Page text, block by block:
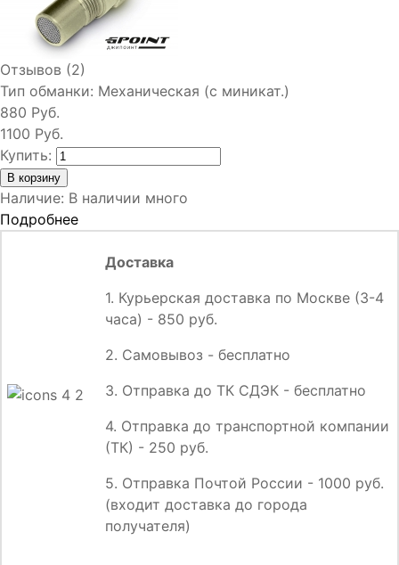
Отзывов (2)
Тип обманки: Механическая (с миникат.)
880 Руб.
1100 Руб.
Купить:
Наличие: В наличии много
Подробнее
Доставка
1. Курьерская доставка по Москве (3-4
часа) - 850 руб.
2. Самовывоз - бесплатно
3. Отправка до ТК СДЭК - бесплатно
4. Отправка до транспортной компании
(ТК) - 250 руб.
5. Отправка Почтой России - 1000 руб.
(входит доставка до города
получателя)